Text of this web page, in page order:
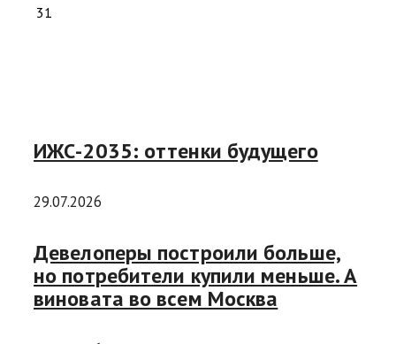
31
ИЖС-2035: оттенки будущего
29.07.2026
Девелоперы построили больше,
но потребители купили меньше. А
виновата во всем Москва